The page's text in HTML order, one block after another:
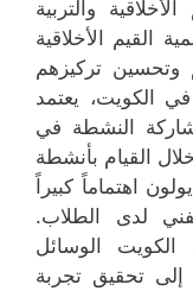
والتربية
القيم الأخلاقية
تركيزهم
الكويت، يعتمد
النشطة في
القيام بأنشطة
اهتماماً كبيراً
لدى الطلاب.
الوسائل
إلى تحقيق تجربة